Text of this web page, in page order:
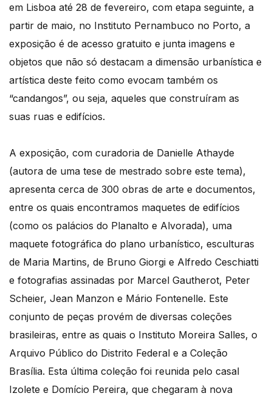
em Lisboa até 28 de fevereiro, com etapa seguinte, a
partir de maio, no Instituto Pernambuco no Porto, a
exposição é de acesso gratuito e junta imagens e
objetos que não só destacam a dimensão urbanística e
artística deste feito como evocam também os
“candangos”, ou seja, aqueles que construíram as
suas ruas e edifícios.
A exposição, com curadoria de Danielle Athayde
(autora de uma tese de mestrado sobre este tema),
apresenta cerca de 300 obras de arte e documentos,
entre os quais encontramos maquetes de edifícios
(como os palácios do Planalto e Alvorada), uma
maquete fotográfica do plano urbanístico, esculturas
de Maria Martins, de Bruno Giorgi e Alfredo Ceschiatti
e fotografias assinadas por Marcel Gautherot, Peter
Scheier, Jean Manzon e Mário Fontenelle. Este
conjunto de peças provém de diversas coleções
brasileiras, entre as quais o Instituto Moreira Salles, o
Arquivo Público do Distrito Federal e a Coleção
Brasília. Esta última coleção foi reunida pelo casal
Izolete e Domício Pereira, que chegaram à nova